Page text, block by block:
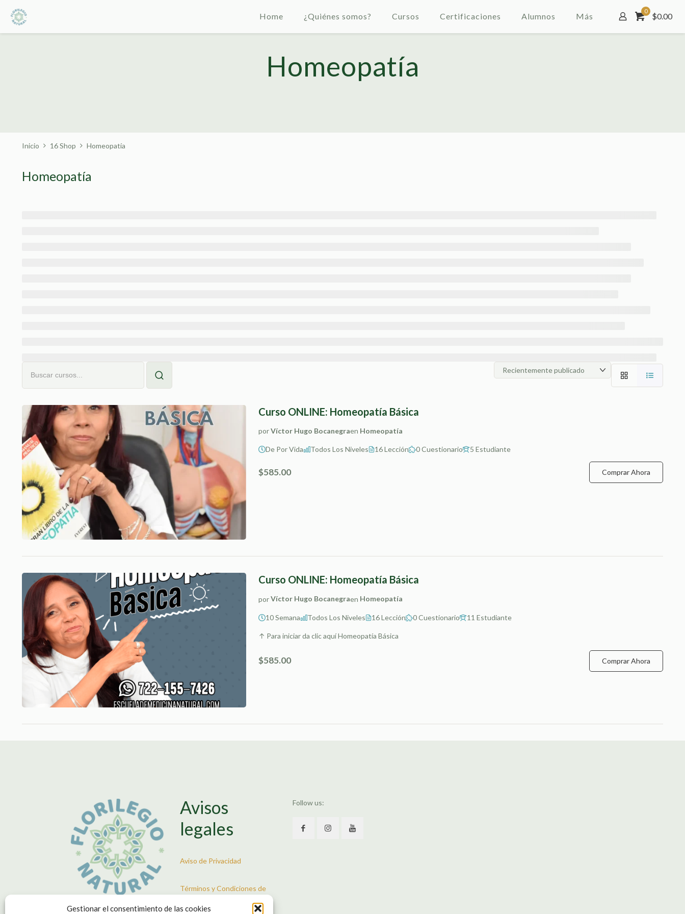
Gestionar el consentimiento de las cookies
Home ¿Quiénes somos? Cursos Certificaciones Alumnos Más
0
$0.00
Homeopatía
Inicio 16 Shop Homeopatía
Homeopatía
Curso ONLINE: Homeopatía Básica
porVíctor Hugo Bocanegraen Homeopatía
De Por Vida Todos Los Niveles 16 Lección 0 Cuestionario 5 Estudiante
$585.00 Comprar Ahora
Curso ONLINE: Homeopatía Básica
porVíctor Hugo Bocanegraen Homeopatía
10 Semana Todos Los Niveles 16 Lección 0 Cuestionario 11 Estudiante
↑ Para iniciar da clic aquí Homeopatía Básica
$585.00 Comprar Ahora
Escuela de
Avisos
legales
Aviso de Privacidad
Términos y Condiciones de
Follow us: